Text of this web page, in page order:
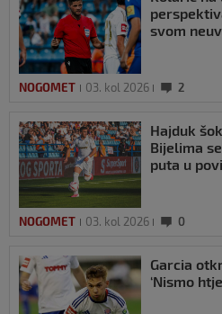
svom
NOGOMET 03. kol 2026 2
Hajduk
Bijelima
puta u
NOGOMET 03. kol 2026 0
Garcia
‘Nismo